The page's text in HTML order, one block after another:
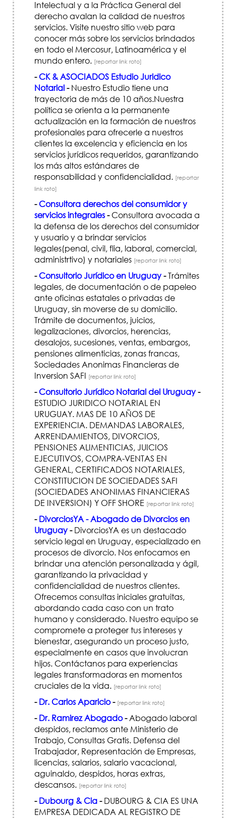
Intelectual y a la Práctica General del
derecho avalan la calidad de nuestros
servicios. Visite nuestro sitio web para
conocer más sobre los servicios brindados
en todo el Mercosur, Latinoamérica y el
mundo entero. [reportar link roto]
-CK & ASOCIADOS Estudio Juridico
Notarial-Nuestro Estudio tiene una
trayectoria de más de 10 años.Nuestra
política se orienta a la permanente
actualización en la formación de nuestros
profesionales para ofrecerle a nuestros
clientes la excelencia y eficiencia en los
servicios jurídicos requeridos, garantizando
los más altos estándares de
responsabilidad y confidencialidad. [reportar
link roto]
-Consultora derechos del consumidor y
servicios integrales-Consultora avocada a
la defensa de los derechos del consumidor
y usuario y a brindar servicios
legales(penal, civil, flia, laboral, comercial,
administrtivo) y notariales [reportar link roto]
-Consultorio Jurídico en Uruguay-Trámites
legales, de documentación o de papeleo
ante oficinas estatales o privadas de
Uruguay, sin moverse de su domicilio.
Trámite de documentos, juicios,
legalizaciones, divorcios, herencias,
desalojos, sucesiones, ventas, embargos,
pensiones alimenticias, zonas francas,
Sociedades Anonimas Financieras de
Inversion SAFI [reportar link roto]
-Consultorio Jurídico Notarial del Uruguay-
ESTUDIO JURIDICO NOTARIAL EN
URUGUAY. MAS DE 10 AÑOS DE
EXPERIENCIA. DEMANDAS LABORALES,
ARRENDAMIENTOS, DIVORCIOS,
PENSIONES ALIMENTICIAS, JUICIOS
EJECUTIVOS, COMPRA-VENTAS EN
GENERAL, CERTIFICADOS NOTARIALES,
CONSTITUCION DE SOCIEDADES SAFI
(SOCIEDADES ANONIMAS FINANCIERAS
DE INVERSION) Y OFF SHORE [reportar link roto]
- DivorciosYA - Abogado de Divorcios en
Uruguay-DivorciosYA es un destacado
servicio legal en Uruguay, especializado en
procesos de divorcio. Nos enfocamos en
brindar una atención personalizada y ágil,
garantizando la privacidad y
confidencialidad de nuestros clientes.
Ofrecemos consultas iniciales gratuitas,
abordando cada caso con un trato
humano y considerado. Nuestro equipo se
compromete a proteger tus intereses y
bienestar, asegurando un proceso justo,
especialmente en casos que involucran
hijos. Contáctanos para experiencias
legales transformadoras en momentos
cruciales de la vida. [reportar link roto]
- Dr. Carlos Aparicio- [reportar link roto]
- Dr. Ramirez Abogado-Abogado laboral
despidos, reclamos ante Ministerio de
Trabajo, Consultas Gratis. Defensa del
Trabajador, Representación de Empresas,
licencias, salarios, salario vacacional,
aguinaldo, despidos, horas extras,
descansos. [reportar link roto]
- Dubourg & Cia-DUBOURG & CIA ES UNA
EMPRESA DEDICADA AL REGISTRO DE